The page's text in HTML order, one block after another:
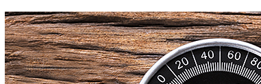
öppnas i nytt fönster.